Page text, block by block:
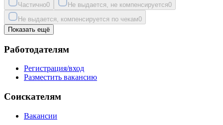
Частично0 Не выдается, не компенсируется0
Не выдается, компенсируется по чекам0
Показать ещё
Работодателям
Регистрация/вход
Разместить вакансию
Соискателям
Вакансии